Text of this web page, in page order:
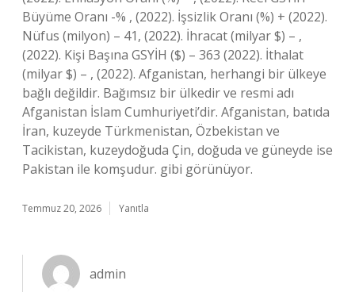
Büyüme Oranı -% , (2022). İşsizlik Oranı (%) + (2022).
Nüfus (milyon) – 41, (2022). İhracat (milyar $) – ,
(2022). Kişi Başına GSYİH ($) – 363 (2022). İthalat
(milyar $) – , (2022). Afganistan, herhangi bir ülkeye
bağlı değildir. Bağımsız bir ülkedir ve resmi adı
Afganistan İslam Cumhuriyeti’dir. Afganistan, batıda
İran, kuzeyde Türkmenistan, Özbekistan ve
Tacikistan, kuzeydoğuda Çin, doğuda ve güneyde ise
Pakistan ile komşudur. gibi görünüyor.
Temmuz 20, 2026 Yanıtla
admin